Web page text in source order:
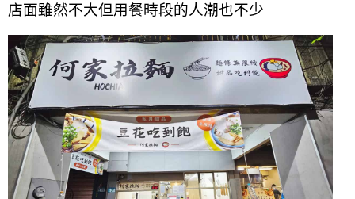
店面雖然不大但用餐時段的人潮也不少